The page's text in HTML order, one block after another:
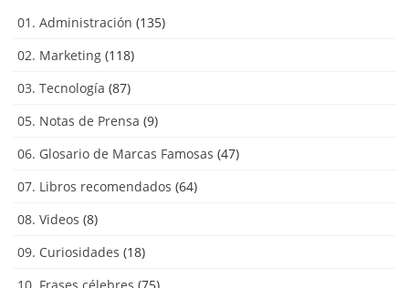
01. Administración (135)
02. Marketing (118)
03. Tecnología (87)
05. Notas de Prensa (9)
06. Glosario de Marcas Famosas (47)
07. Libros recomendados (64)
08. Videos (8)
09. Curiosidades (18)